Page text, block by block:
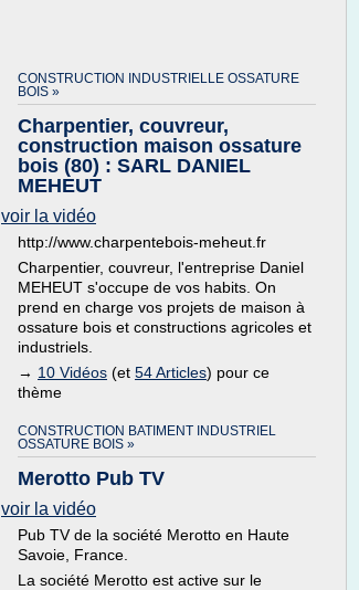
CONSTRUCTION INDUSTRIELLE OSSATURE
BOIS »
Charpentier, couvreur,
construction maison ossature
bois (80) : SARL DANIEL
MEHEUT
voir la vidéo
http://www.charpentebois-meheut.fr
Charpentier, couvreur, l'entreprise Daniel
MEHEUT s'occupe de vos habits. On
prend en charge vos projets de maison à
ossature bois et constructions agricoles et
industriels.
→ 10 Vidéos (et 54 Articles) pour ce
thème
CONSTRUCTION BATIMENT INDUSTRIEL
OSSATURE BOIS »
Merotto Pub TV
voir la vidéo
Pub TV de la société Merotto en Haute
Savoie, France.
La société Merotto est active sur le